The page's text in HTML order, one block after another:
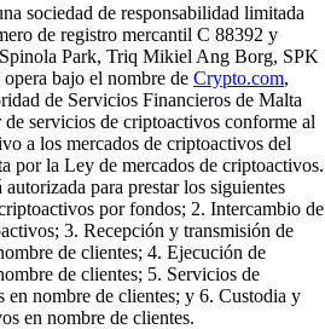
sociedad de responsabilidad limitada
de registro mercantil C 88392 y
Park, Triq Mikiel Ang Borg, SPK
bajo el nombre de Crypto.com,
de Servicios Financieros de Malta
servicios de criptoactivos conforme al
a los mercados de criptoactivos del
por la Ley de mercados de criptoactivos.
para prestar los siguientes
por fondos; 2. Intercambio de
3. Recepción y transmisión de
de clientes; 4. Ejecución de
de clientes; 5. Servicios de
en nombre de clientes; y 6. Custodia y
en nombre de clientes.